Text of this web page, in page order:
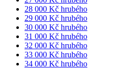
28 000 Kč hrubého
29 000 Kč hrubého
30 000 Kč hrubého
31 000 Kč hrubého
32 000 Kč hrubého
33 000 Kč hrubého
34 000 Kč hrubého